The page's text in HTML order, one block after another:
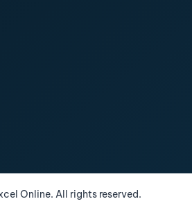
Online. All rights reserved.